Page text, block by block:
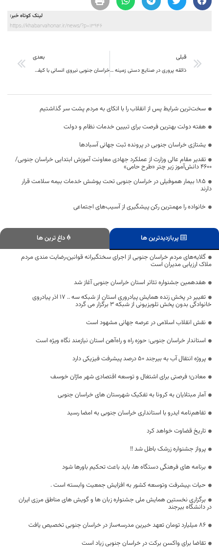
لینک کوتاه خبر:
https://khabarvahonar.ir/news/?p=13946
قبلی
ذائقه پروری در صنایع دستی زمینه توسعه
بعدی
خراسان جنوبی نیروی انسانی با کیفیتی دارد که در حوزه جهاد کشاورزی می‌تواند حرفی برای گفتن داشته باشد.
سخت‌ترین شرایط پس از انقلاب را با اتکای به مردم پشت سر گذاشتیم
هفته دولت بهترین فرصت برای تبیین خدمات نظام و دولت
یشتازی خراسان جنوبی در پرونده ثبت جهانی آسبادها
تقدیر مقام عالی وزارت از عملکرد جهادی معاونت آموزش ابتدایی خراسان جنوبی/
۴۶۰۰ دانش‌آموز زیر چتر «طرح حامی»
۱۸۵ بیمار هموفیلی در خراسان جنوبی تحت پوشش خدمات بیمه سلامت قرار
دارند
خانواده را مهمترین رکن پیشگیری از آسیب‌های اجتماعی
پربازدیدترین ها
داغ ترین ها
گلایه‌های مردم خراسان جنوبی از اجرای سختگیرانه قوانین،رضایت مندی مردم
ملاک ارزیابی مدیران است
هفدهمین جشنواره تئاتر استان خراسان جنوبی آغاز شد
تغییر در پخش زنده همایش پیادروری استان از شبکه سه .. 17 اذر پیادروی
خانوادگی بدون پخش تلویزیونی از شبکه 3 برگزار می گردد
نقش انقلاب اسلامی در عرصه جهانی مشهود است
استاندار خراسان جنوبی: حوزه راه و راه‌آهن استان نیازمند نگاه ویژه است
پروژه انتقال آب به بیرجند ۵۰ درصد پیشرفت فیزیکی دارد
معادن؛ فرصتی برای اشتغال و توسعه اقتصادی شهر ماژان خوسف
آمار مبتلایان به کرونا به تفکیک شهرستان های خراسان جنوبی
تفاهم‌نامه ایدرو با استانداری خراسان جنوبی به امضا رسید
تاریخ قضاوت خواهد کرد
پرواز جشنواره زرشک باطل شد !!
برنامه های فرهنگی دستگاه ها، باید باعث تحکیم باورها شود
حیات ،پیشرفت وتوسعه کشور به افزایش جمعیت وابسته است .
برگزاری نخستین همایش ملی جشنواره زبان ها و گویش های مناطق مرزی ایران
در دانشگاه بیرجند
۸۶ میلیارد تومان تعهد خیرین مدرسه‌ساز در خراسان جنوبی تخصیص یافت
تقاضا برای واکسن برکت در خراسان جنوبی زیاد است